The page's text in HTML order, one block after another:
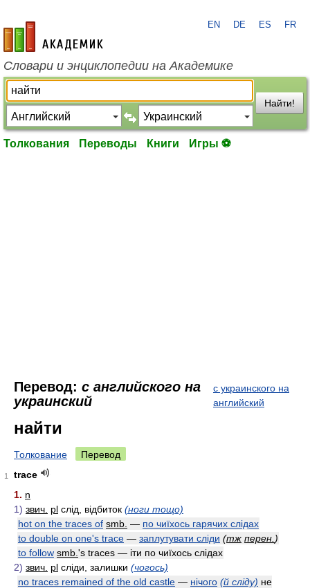
academic.ru
EN DE ES FR
Словари и энциклопедии на Академике
Найти!
Толкования Переводы Книги Игры ⚽
Перевод: с английского на
украинский
с украинского на
английский
найти
Толкование Перевод
1
trace
1. n
1) звич. pl слід, відбиток (ноги тощо)
hot on the traces of smb. — по чиїхось гарячих слідах
to double on one's trace — заплутувати сліди (тж перен. )
to follow smb. 's traces — іти по чиїхось слідах
2) звич. pl сліди, залишки (чогось)
no traces remained of the old castle — нічого (й сліду) не